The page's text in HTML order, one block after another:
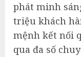
phát minh
triệu khách
mệnh kết nối
qua đa số